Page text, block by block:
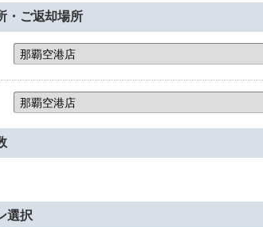
※公式LINEの
【注意事項】※
・那覇空港送
送迎枠には限
・ご返却は、
・原則、当
・送迎プラン
・当日の交
その際は店舗
※お客様の到
※交通状況等に
※近隣施設か
・ご返却場所
選択